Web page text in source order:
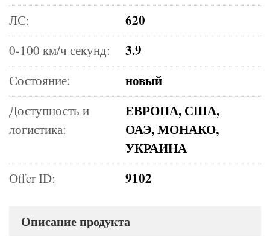
ЛС: 620
0-100 км/ч секунд: 3.9
Состояние: новый
Доступность и
логистика:
ЕВРОПА, США,
ОАЭ, МОНАКО,
УКРАИНА
Offer ID: 9102
Описание продукта